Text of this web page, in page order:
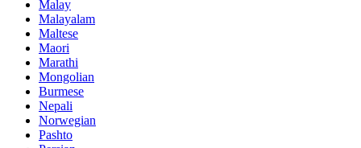
Malay
Malayalam
Maltese
Maori
Marathi
Mongolian
Burmese
Nepali
Norwegian
Pashto